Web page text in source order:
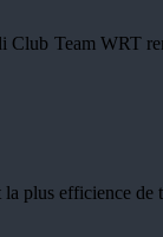
Team
plus efficience